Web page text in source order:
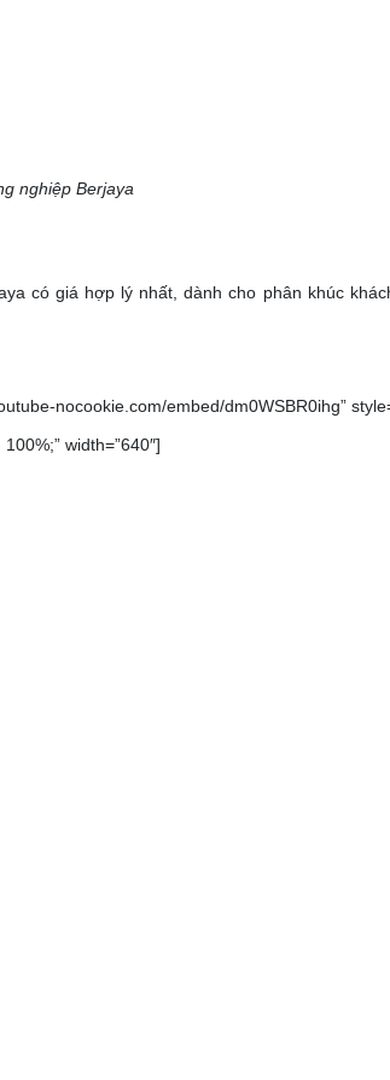
nghiệp Berjaya
có giá hợp lý nhất, dành cho phân khúc
nocookie.com/embed/dm0WSBR0ihg”
width=”640″]